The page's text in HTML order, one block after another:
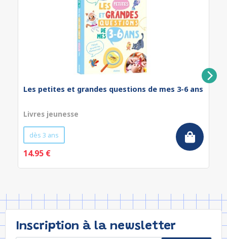
Les petites et grandes questions de mes 3-6 ans
Livres jeunesse
dès 3 ans
14.95 €
Inscription à la newsletter